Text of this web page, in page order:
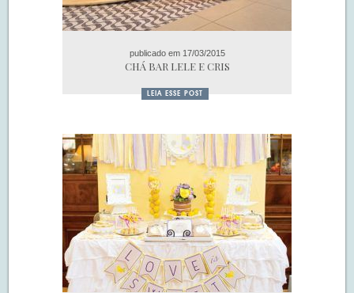
publicado em 17/03/2015
CHÁ BAR LELE E CRIS
LEIA ESSE POST